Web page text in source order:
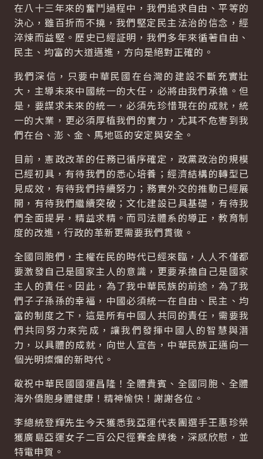
在八十三年來的奮鬥過程中，我們追求自由、平等的
決心，雖百折而不撓，我們堅定民主法治的信念，經
淬煉而益堅。歷史已經証明，我們多年來循著自由、
民主、均富的大道邁進，方向是絕對正確的。
我們深信，只要中華民國在台灣的建設不斷充實壯
大，主導未來中國統一的大任，必將由我們承擔。但
是，要謀求未來的統一，必須先珍惜現在的成就，統
一的大業，更必須厚植我們的實力，尤其不危害到我
們在台、澎、金、馬地區的安定與安全。
目前，憲政改革的任務已循序確定，政黨政治的規模
已經初具，有待我們的悉心培養；經濟結構的轉型已
見成效，有待我們持續努力；務實外交的推動已經展
開，有待我們繼續突破；文化建設已具基礎，有待我
們全面提昇，精益求精。而司法體系的導正，教育制
度的改進，行政的革新更需要我們貫徹。
全國同胞們，主權在民的時代已經來臨，人人不僅都
要激發自己是國家主人的意識，更要承擔自己是國家
主人的責任。因此，為了我中華民族的前途，為了我
們子子孫孫的幸福，中國必須統一在自由、民主、均
富的制度之下，這是所有中國人共同的責任，需要我
們共同努力來完成，讓我們發揮中國人的智慧與潛
力，以具體的成就，向世人宣告，中華民族正邁向一
個光明燦爛的新時代。
敬祝中華民國國運昌隆！全體貴賓、全國同胞、全體
海外僑胞身體健康！精神愉快！謝謝各位。
李總統登輝先生今天獲悉我亞運代表團選手王惠珍榮
獲廣島亞運女子二百公尺徑賽金牌後，深感欣慰，並
特電申賀。